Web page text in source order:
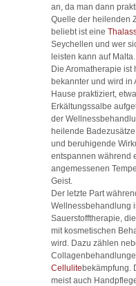
an, da man dann
Quelle der heilenden
beliebt ist eine
Seychellen und wer
leisten kann auf Malta.
Die Aromatherapie ist
bekannter und wird in
Hause praktiziert,
Erkältungssalbe
der
heilende
und beruhigende
entspannen während
angemessenen
Geist.
Der letzte Part
Wellnessbehandlung
Sauerstofftherapie,
mit kosmetischen
wird. Dazu zählen
Cellulitebekämpfung.
meist auch